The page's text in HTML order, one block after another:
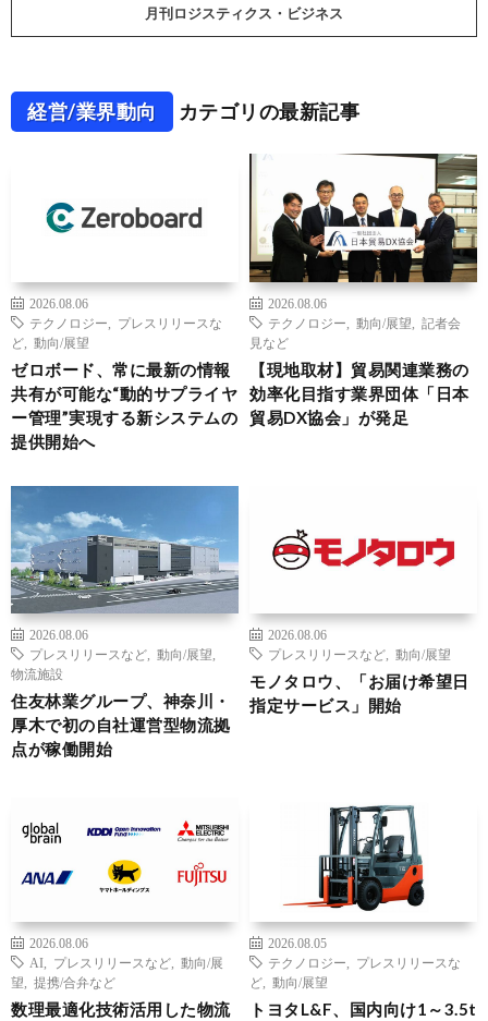
月刊ロジスティクス・ビジネス
経営/業界動向 カテゴリの最新記事
2026.08.06
テクノロジー
プレスリリースな
ど
動向/展望
ゼロボード、常に最新の情報
共有が可能な“動的サプライヤ
ー管理”実現する新システムの
提供開始へ
2026.08.06
テクノロジー
動向/展望
記者会
見など
【現地取材】貿易関連業務の
効率化目指す業界団体「日本
貿易DX協会」が発足
2026.08.06
プレスリリースなど
動向/展望
物流施設
住友林業グループ、神奈川・
厚木で初の自社運営型物流拠
点が稼働開始
2026.08.06
プレスリリースなど
動向/展望
モノタロウ、「お届け希望日
指定サービス」開始
2026.08.06
AI
プレスリリースなど
動向/展
望
提携/合弁など
数理最適化技術活用した物流
2026.08.05
テクノロジー
プレスリリースな
ど
動向/展望
トヨタL&F、国内向け1～3.5t